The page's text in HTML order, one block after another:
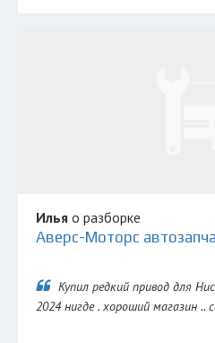
Илья о разборке
Аверс-Моторс
Купил редкий привод для
2024 нигде . хороший магазин ..